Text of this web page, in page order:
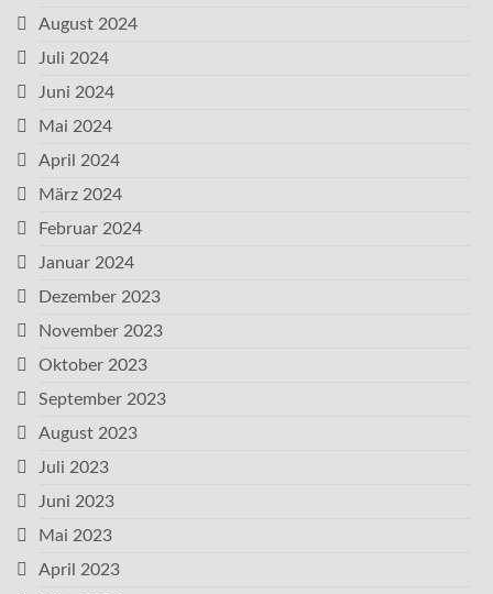
August 2024
Juli 2024
Juni 2024
Mai 2024
April 2024
März 2024
Februar 2024
Januar 2024
Dezember 2023
November 2023
Oktober 2023
September 2023
August 2023
Juli 2023
Juni 2023
Mai 2023
April 2023